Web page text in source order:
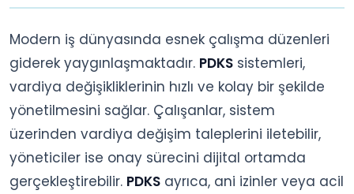
Modern iş dünyasında esnek çalışma düzenleri
giderek yaygınlaşmaktadır. PDKS sistemleri,
vardiya değişikliklerinin hızlı ve kolay bir şekilde
yönetilmesini sağlar. Çalışanlar, sistem
üzerinden vardiya değişim taleplerini iletebilir,
yöneticiler ise onay sürecini dijital ortamda
gerçekleştirebilir. PDKS ayrıca, ani izinler veya acil